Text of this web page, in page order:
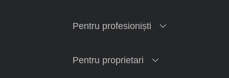
Pentru profesioniști
Pentru proprietari